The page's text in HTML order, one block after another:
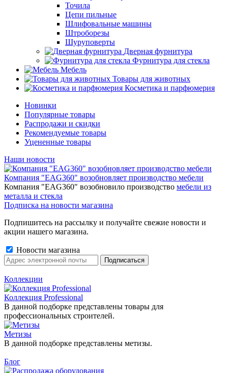
Точила
Цепи пильные
Шлифовальные машины
Штроборезы
Шуруповерты
Дверная фурнитура
Фурнитура для стекла
Мебель
Товары для животных
Косметика и парфюмерия
Новинки
Популярные товары
Распродажи и скидки
Рекомендуемые товары
Уцененные товары
Наши новости
Компания "EAG360" возобновляет производство мебели
Компания "EAG360" возобновило производство мебели из
металла и стекла
Подписка на новости магазина
Подпишитесь на рассылку и получайте свежие новости и
акции нашего магазина.
Новости магазина
Коллекции
Коллекция Professional
В данной подборке представлены товары для
профессиональных строителей.
Метизы
В данной подборке представлены метизы.
Блог